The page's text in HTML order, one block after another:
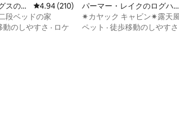
スの離
レビュー210件、5つ星中4.94つ星の平均
4.94 (210)
段ベッドの家
動のしやすさ · ロケ
パーマー・レイクのログハウ
ス
✷カヤック キャビン✷露天
ー┃ファイヤーピット┃ゲ
ペット · 徒歩移動のしやすさ